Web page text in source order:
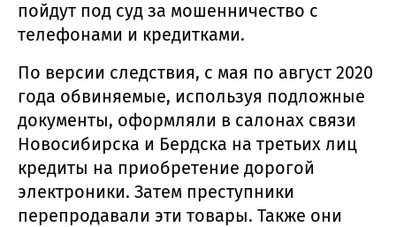
пойдут под суд за мошенничество с
телефонами и кредитками.
По версии следствия, с мая по август 2020
года обвиняемые, используя подложные
документы, оформляли в салонах связи
Новосибирска и Бердска на третьих лиц
кредиты на приобретение дорогой
электроники. Затем преступники
перепродавали эти товары. Также они